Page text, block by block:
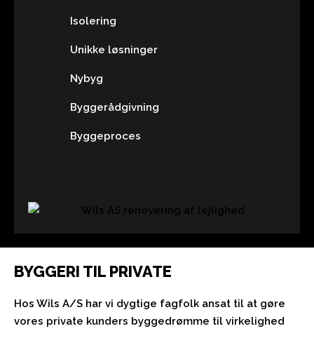
Isolering
Unikke løsninger
Nybyg
Byggerådgivning
Byggeproces
BYGGERI TIL PRIVATE
Hos Wils A/S har vi dygtige fagfolk ansat til at gøre
vores private kunders byggedrømme til virkelighed